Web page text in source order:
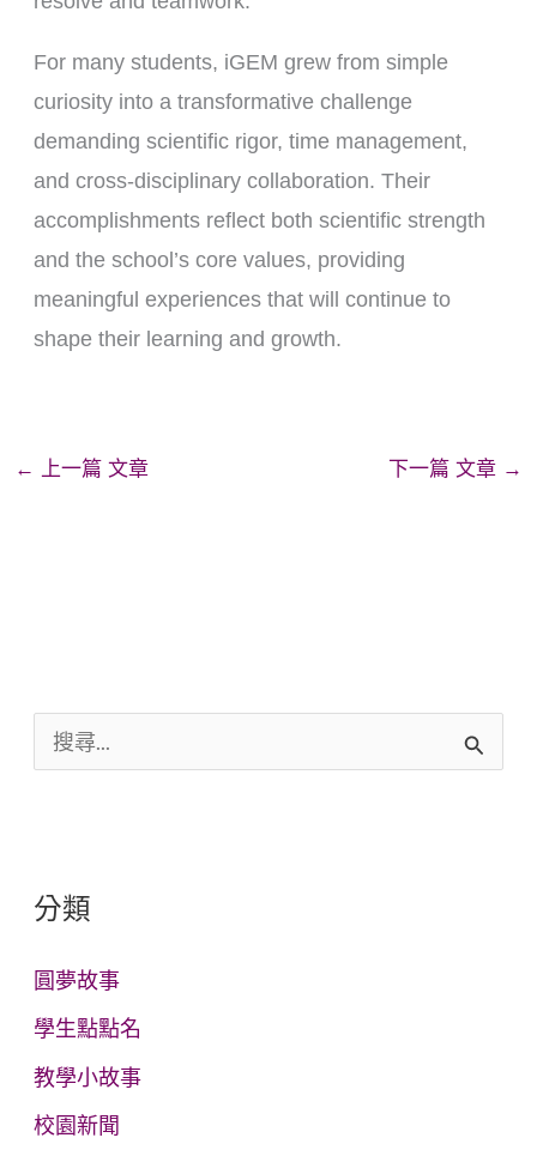
For many students, iGEM grew from simple
curiosity into a transformative challenge
demanding scientific rigor, time management,
and cross-disciplinary collaboration. Their
accomplishments reflect both scientific strength
and the school’s core values, providing
meaningful experiences that will continue to
shape their learning and growth.
← 上一篇 文章 下一篇 文章 →
字
:
分類
圓夢故事
學生點點名
教學小故事
校園新聞